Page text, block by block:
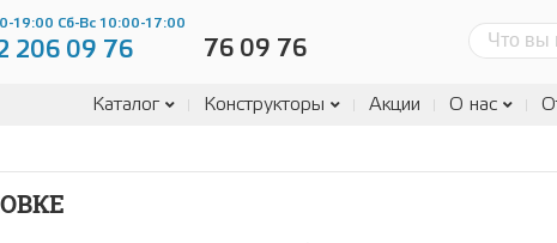
19:00 Сб-Вс 10:00-17:00
206 09 76 76 09 76
Каталог Конструкторы Акции О нас